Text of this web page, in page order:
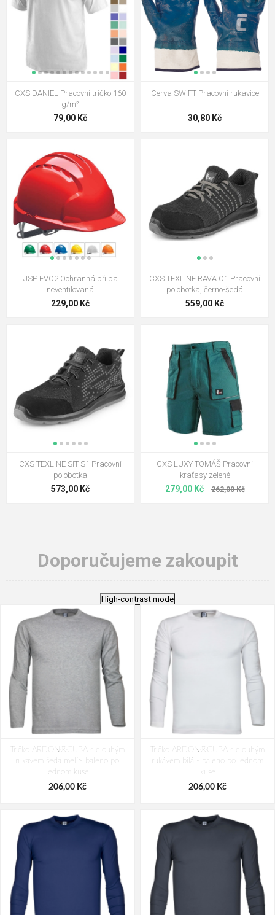
CXS DANIEL Pracovní tričko 160
g/m²
79,00 Kč
Cerva SWIFT Pracovní rukavice
30,80 Kč
JSP EVO2 Ochranná přilba
neventilovaná
229,00 Kč
CXS TEXLINE RAVA O1 Pracovní
polobotka, černo-šedá
559,00 Kč
CXS TEXLINE SIT S1 Pracovní
polobotka
573,00 Kč
CXS LUXY TOMÁŠ Pracovní
kraťasy zelené
279,00 Kč 262,00 Kč
Doporučujeme zakoupit
High-contrast mode
Tričko ARDON®CUBA s dlouhým
rukávem šedá melír- baleno po
jednom kuse
206,00 Kč
Tričko ARDON®CUBA s dlouhým
rukávem bílá - baleno po jednom
kuse
206,00 Kč